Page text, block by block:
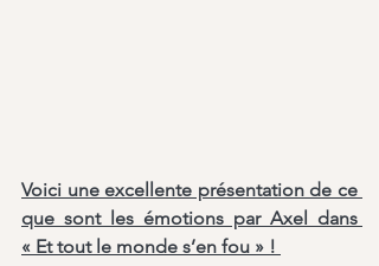
Voici une excellente présentation de ce
que sont les émotions par Axel dans
« Et tout le monde s’en fou » !